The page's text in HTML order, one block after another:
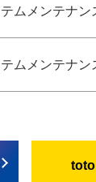
ムメンテナン
ムメンテナン
toto